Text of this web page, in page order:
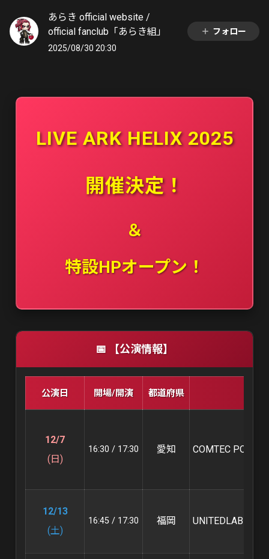
あらき official website /
official fanclub「あらき組」
2025/08/30 20:30
フォロー
LIVE ARK HELIX 2025
開催決定！
＆
特設HPオープン！
📅 【公演情報】
公演日 開場/開演 都道府県
12/7
(日)
16:30 / 17:30 愛知 COMTEC
12/13
(土)
16:45 / 17:30 福岡 UNITEDLAB